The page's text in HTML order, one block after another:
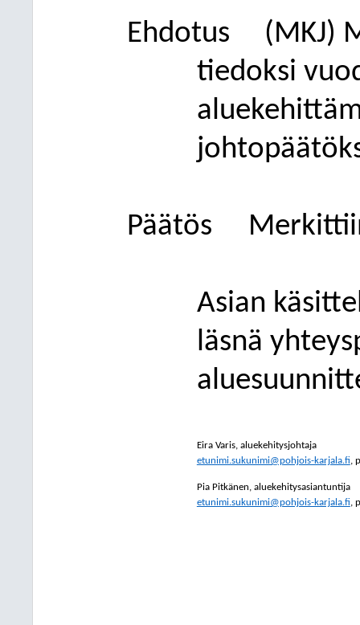
Ehdotus (MKJ)
tiedoksi
Päätös
Asian
läsnä
Eira Varis, aluekehitysjohtaja
etunimi.sukunimi@pohjois-karjala.fi,
Pia Pitkänen, aluekehitysasiantuntija
etunimi.sukunimi@pohjois-karjala.fi,